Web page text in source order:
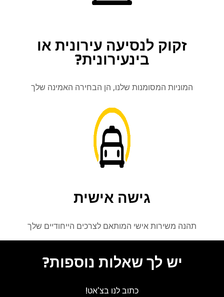
זקוק לנסיעה עירונית או
בינעירונית?
המסומנות שלנו, הן הבחירה האמינה שלך
גישה אישית
משירות אישי המותאם לצרכים הייחודיים שלך
יש לך שאלות נוספות?
כתוב לנו בצ'אט!